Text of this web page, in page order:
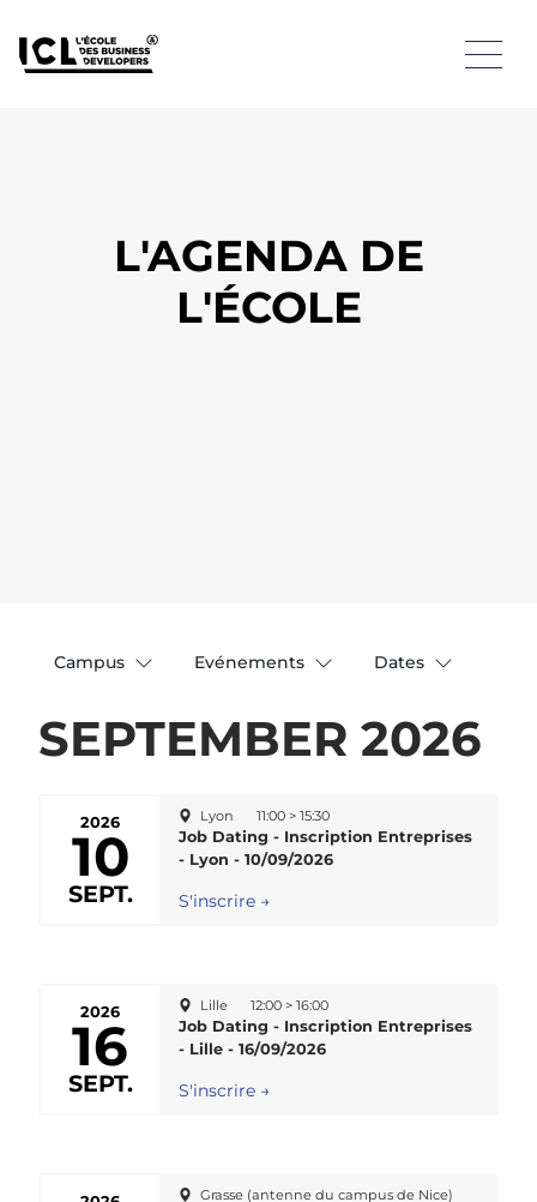
L'AGENDA DE
L'ÉCOLE
Campus Evénements Dates
SEPTEMBER 2026
2026
10
SEPT.
Lyon 11:00 > 15:30
Job Dating - Inscription Entreprises
- Lyon - 10/09/2026
S'inscrire →
2026
16
SEPT.
Lille 12:00 > 16:00
Job Dating - Inscription Entreprises
- Lille - 16/09/2026
S'inscrire →
Grasse (antenne du campus de Nice)